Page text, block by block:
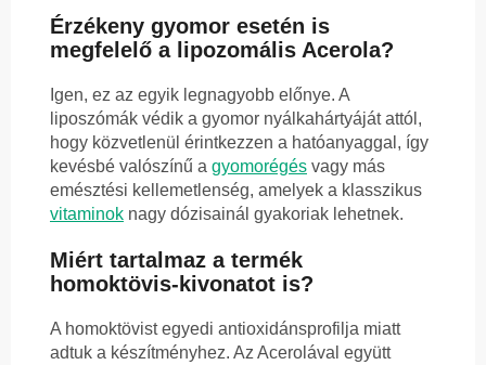
Érzékeny gyomor esetén is
megfelelő a lipozomális Acerola?
Igen, ez az egyik legnagyobb előnye. A
liposzómák védik a gyomor nyálkahártyáját attól,
hogy közvetlenül érintkezzen a hatóanyaggal, így
kevésbé valószínű a gyomorégés vagy más
emésztési kellemetlenség, amelyek a klasszikus
vitaminok nagy dózisainál gyakoriak lehetnek.
Miért tartalmaz a termék
homoktövis-kivonatot is?
A homoktövist egyedi antioxidánsprofilja miatt
adtuk a készítményhez. Az Acerolával együtt